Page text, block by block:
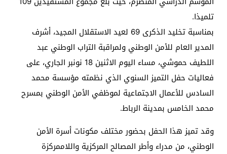
تلميذا.
بمناسبة تخليد الذكرى 69 لعيد الاستقلال المجيد، أشرف
المدير العام للأمن الوطني ولمراقبة التراب الوطني عبد
اللطيف حموشي، مساء اليوم الاثنين 18 نونبر الجاري، على
فعاليات حفل التميز السنوي الذي نظمته مؤسسة محمد
السادس للأعمال الاجتماعية لموظفي الأمن الوطني بمسرح
محمد الخامس بمدينة الرباط.
وقد تميز هذا الحفل بحضور مختلف مكونات أسرة الأمن
الوطني، من مدراء وأطر المصالح المركزية واللاممركزة